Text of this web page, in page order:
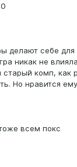
делают себе для
никак не
комп, как
Но нравится
всем покс